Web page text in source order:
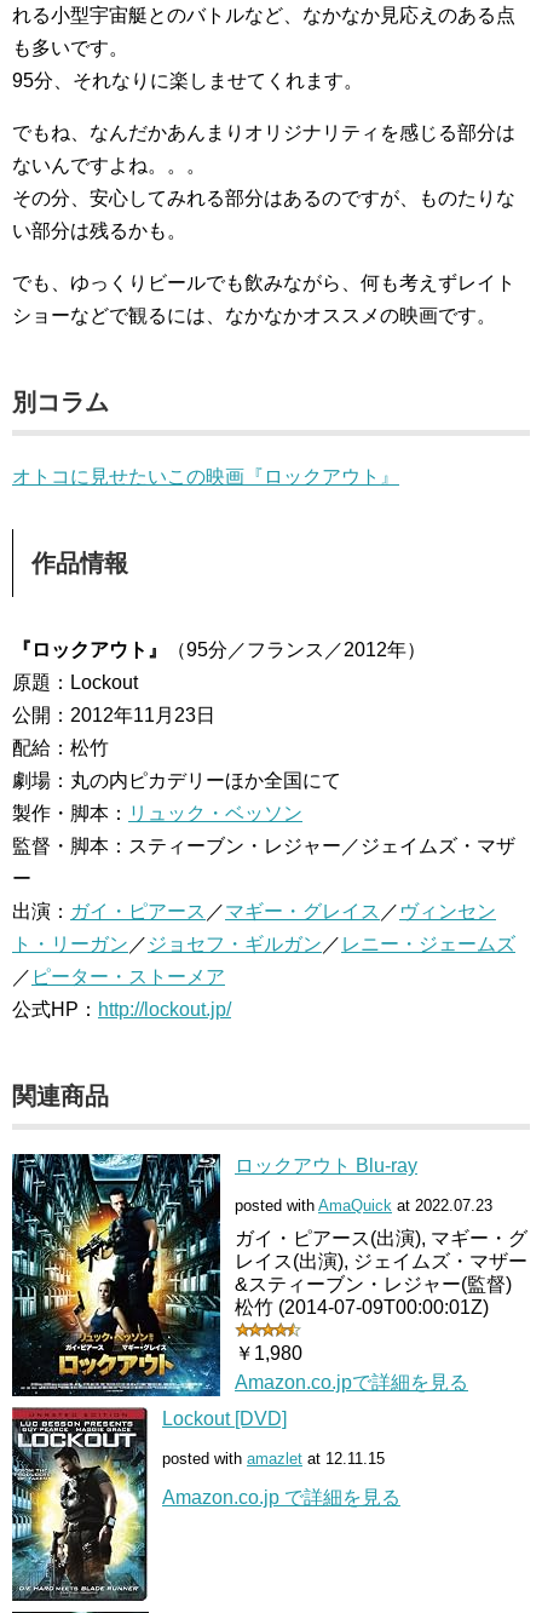
れる小型宇宙艇とのバトルなど、なかなか見応えのある点
も多いです。
95分、それなりに楽しませてくれます。
でもね、なんだかあんまりオリジナリティを感じる部分は
ないんですよね。。。
その分、安心してみれる部分はあるのですが、ものたりな
い部分は残るかも。
でも、ゆっくりビールでも飲みながら、何も考えずレイト
ショーなどで観るには、なかなかオススメの映画です。
別コラム
オトコに見せたいこの映画『ロックアウト』
作品情報
『ロックアウト』
（95分／フランス／2012年）
原題：Lockout
公開：2012年11月23日
配給：松竹
劇場：丸の内ピカデリーほか全国にて
製作・脚本： リュック・ベッソン
監督・脚本：スティーブン・レジャー／ジェイムズ・マザ
ー
出演： ガイ・ピアース ／マギー・グレイス ／ ヴィンセン
ト・リーガン ／ ジョセフ・ギルガン ／ レニー・ジェームズ
／ ピーター・ストーメア
公式HP： http://lockout.jp/
関連商品
ロックアウト Blu-ray
posted with AmaQuick at 2022.07.23
ガイ・ピアース(出演), マギー・グ
レイス(出演), ジェイムズ・マザー
&スティーブン・レジャー(監督)
松竹 (2014-07-09T00:00:01Z)
￥1,980
Amazon.co.jpで詳細を見る
Lockout [DVD]
posted with amazlet at 12.11.15
Amazon.co.jp で詳細を見る